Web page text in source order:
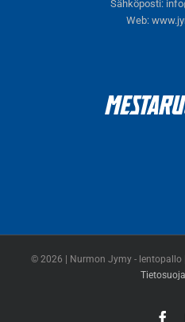
Sähköposti:
Web:
© 2026 | Nurmon Jymy - lentopallo